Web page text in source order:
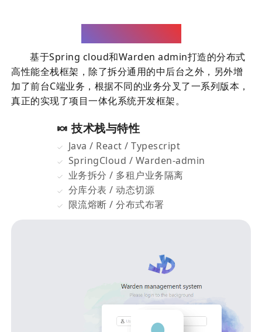
基于Spring cloud和Warden admin打造的分布式
高性能全栈框架，除了拆分通用的中后台之外，另外增
加了前台C端业务，根据不同的业务分叉了一系列版本，
真正的实现了项目一体化系统开发框架。
🍬 技术栈与特性
Java / React / Typescript
SpringCloud / Warden-admin
业务拆分 / 多租户业务隔离
分库分表 / 动态切源
限流熔断 / 分布式布署